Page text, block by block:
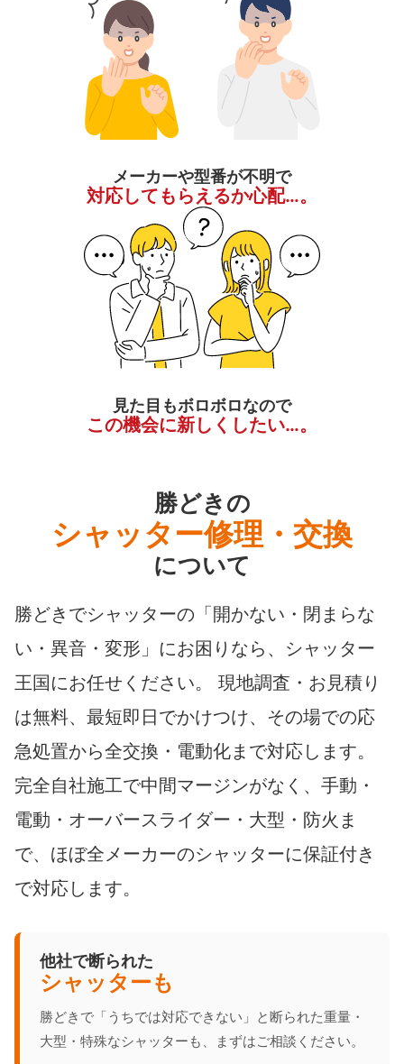
メーカーや型番が不明で
対応してもらえるか心配…。
見た目もボロボロなので
この機会に新しくしたい…。
勝どきの
シャッター修理・交換
について
勝どきでシャッターの「開かない・閉まらな
い・異音・変形」にお困りなら、シャッター
王国にお任せください。 現地調査・お見積り
は無料、最短即日でかけつけ、その場での応
急処置から全交換・電動化まで対応します。
完全自社施工で中間マージンがなく、手動・
電動・オーバースライダー・大型・防火ま
で、ほぼ全メーカーのシャッターに保証付き
で対応します。
他社で断られた
シャッターも
勝どきで「うちでは対応できない」と断られた重量・
大型・特殊なシャッターも、まずはご相談ください。